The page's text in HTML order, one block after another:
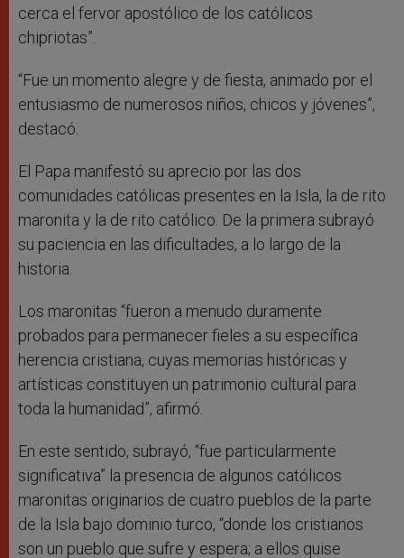
cerca el fervor apostólico de los católicos
chipriotas”.
“Fue un momento alegre y de fiesta, animado por el
entusiasmo de numerosos niños, chicos y jóvenes”,
destacó.
El Papa manifestó su aprecio por las dos
comunidades católicas presentes en la Isla, la de rito
maronita y la de rito católico. De la primera subrayó
su paciencia en las dificultades, a lo largo de la
historia.
Los maronitas “fueron a menudo duramente
probados para permanecer fieles a su específica
herencia cristiana, cuyas memorias históricas y
artísticas constituyen un patrimonio cultural para
toda la humanidad”, afirmó.
En este sentido, subrayó, “fue particularmente
significativa” la presencia de algunos católicos
maronitas originarios de cuatro pueblos de la parte
de la Isla bajo dominio turco, “donde los cristianos
son un pueblo que sufre y espera; a ellos quise